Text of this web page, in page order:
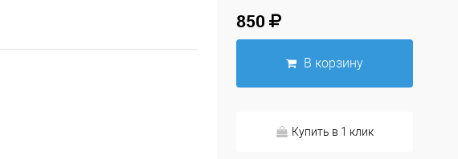
850
В корзину
Купить в 1 клик